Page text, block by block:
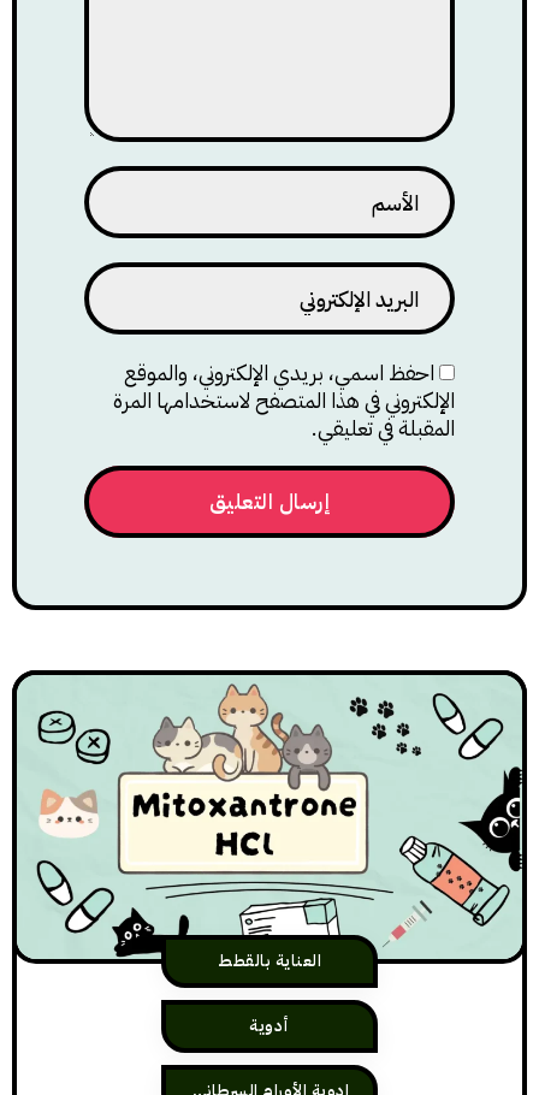
احفظ اسمي، بريدي الإلكتروني، والموقع
الإلكتروني في هذا المتصفح لاستخدامها المرة
المقبلة في تعليقي.
العناية بالقطط
أدوية